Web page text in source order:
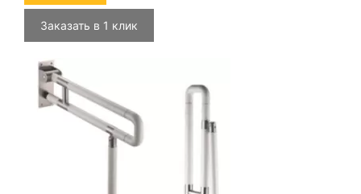
Заказать в 1 клик